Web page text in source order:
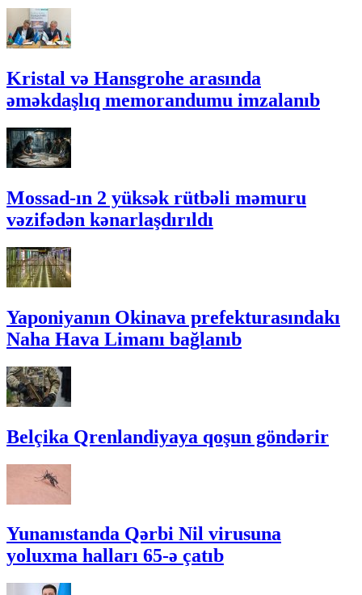
Kristal və Hansgrohe arasında
əməkdaşlıq memorandumu imzalanıb
Mossad-ın 2 yüksək rütbəli məmuru
vəzifədən kənarlaşdırıldı
Yaponiyanın Okinava prefekturasındakı
Naha Hava Limanı bağlanıb
Belçika Qrenlandiyaya qoşun göndərir
Yunanıstanda Qərbi Nil virusuna
yoluxma halları 65-ə çatıb